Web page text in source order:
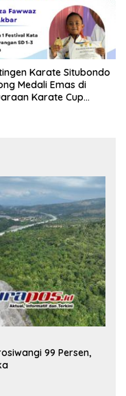
Karate Situbondo
Medali Emas di
Karate Cup
99 Persen,